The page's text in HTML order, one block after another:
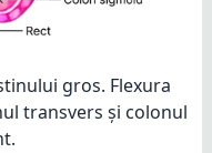
gros. Flexura
transvers și colonul